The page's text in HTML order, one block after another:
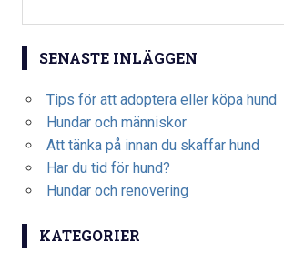
SENASTE INLÄGGEN
Tips för att adoptera eller köpa hund
Hundar och människor
Att tänka på innan du skaffar hund
Har du tid för hund?
Hundar och renovering
KATEGORIER